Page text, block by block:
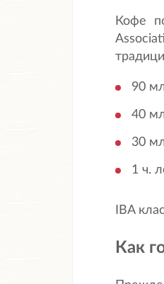
Кофе
90
40
30
1 ч.
IBA
Как